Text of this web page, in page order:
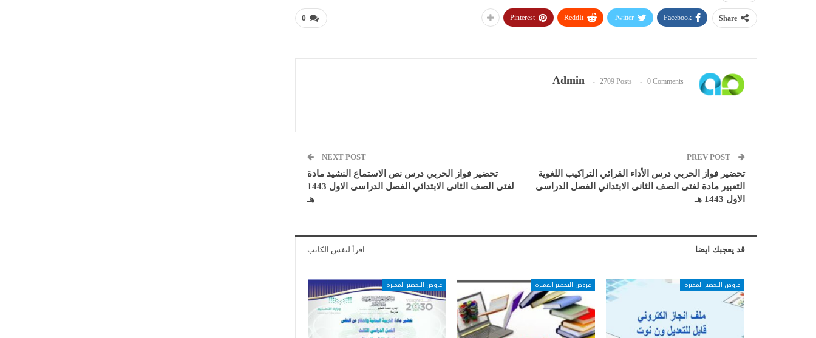
0 Share
Facebook
Twitter
ReddIt
Pinterest
Admin 2709 Posts 0 Comments
تحضير فواز الحربي درس الأداء القرائي التراكيب اللغوية
التعبير مادة لغتى الصف الثانى الابتدائي الفصل الدراسى
الاول 1443 هـ
NEXT POST
تحضير فواز الحربي درس نص الاستماع النشيد مادة
لغتى الصف الثانى الابتدائي الفصل الدراسى الاول 1443
هـ
قد يعجبك ايضا اقرأ لنفس الكاتب
عروض التحضير المميزة عروض التحضير المميزة عروض التحضير المميزة